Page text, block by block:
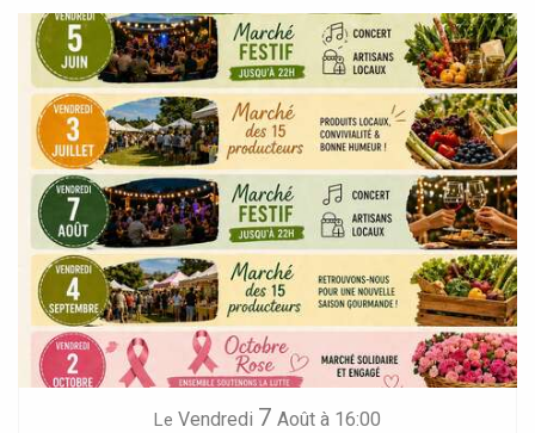
Le Vendredi 7 Août à 16:00